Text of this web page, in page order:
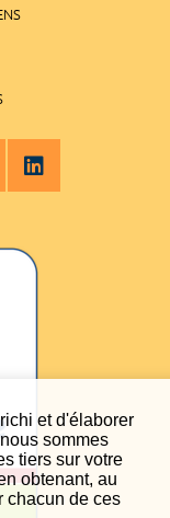
et d'élaborer
sommes
tiers sur votre
obtenant, au
chacun de ces